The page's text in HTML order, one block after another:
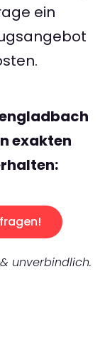
ein
exakten
unverbindlich.